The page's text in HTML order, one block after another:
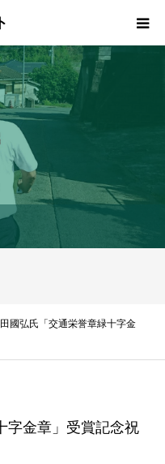
國弘氏「交通栄誉章緑十字金
字金章」受賞記念祝